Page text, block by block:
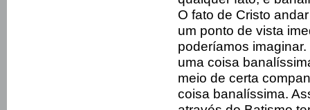
O fato de Cristo
um ponto de vista
poderíamos
uma coisa
meio de certa
coisa banalíssima.